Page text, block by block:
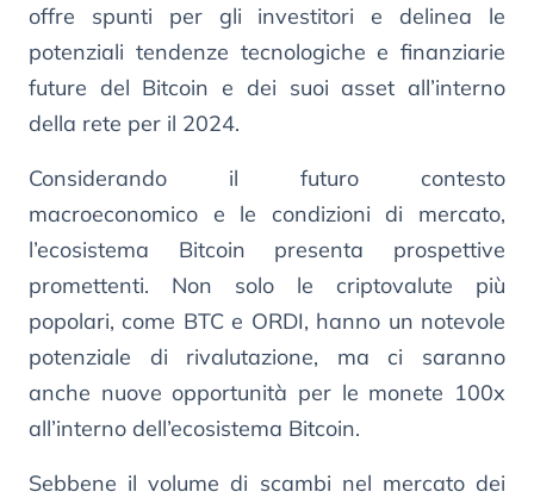
offre spunti per gli investitori e delinea le
potenziali tendenze tecnologiche e finanziarie
future del Bitcoin e dei suoi asset all’interno
della rete per il 2024.
Considerando il futuro contesto
macroeconomico e le condizioni di mercato,
l’ecosistema Bitcoin presenta prospettive
promettenti. Non solo le criptovalute più
popolari, come BTC e ORDI, hanno un notevole
potenziale di rivalutazione, ma ci saranno
anche nuove opportunità per le monete 100x
all’interno dell’ecosistema Bitcoin.
Sebbene il volume di scambi nel mercato dei